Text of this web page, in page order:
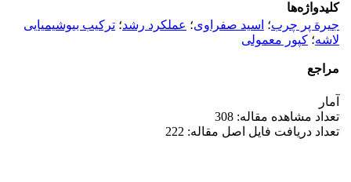
کلیدواژه‌ها
جیرة پر چرب؛ اسید صفراوی؛ عملکرد رشد؛ ترکیب بیوشیمیایی
لاشه؛ کپور معمولی
مراجع
آمار
تعداد مشاهده مقاله: 308
تعداد دریافت فایل اصل مقاله: 222